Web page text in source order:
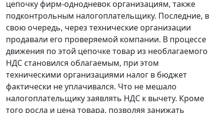
цепочку фирм-однодневок организациям, также
подконтрольным налогоплательщику. Последние, в
свою очередь, через технические организации
продавали его проверяемой компании. В процессе
движения по этой цепочке товар из необлагаемого
НДС становился облагаемым, при этом
техническими организациями налог в бюджет
фактически не уплачивался. Что не мешало
налогоплательщику заявлять НДС к вычету. Кроме
того росла и цена товара, позволяя занижать